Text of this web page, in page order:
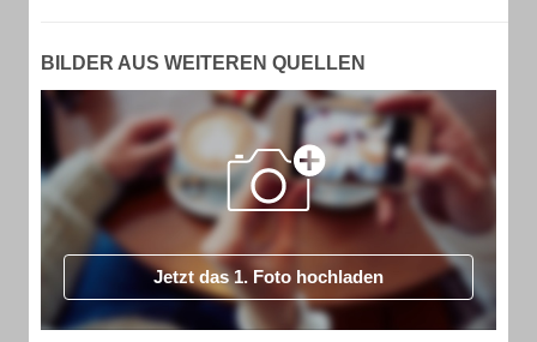
BILDER AUS WEITEREN QUELLEN
Jetzt das 1. Foto hochladen